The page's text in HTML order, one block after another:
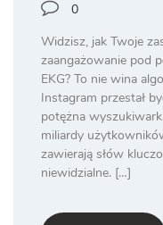
0
Widzisz, jak Twoje
zaangażowanie pod
EKG? To nie wina
Instagram przestał
potężna
miliardy
zawierają słów
niewidzialne. […]